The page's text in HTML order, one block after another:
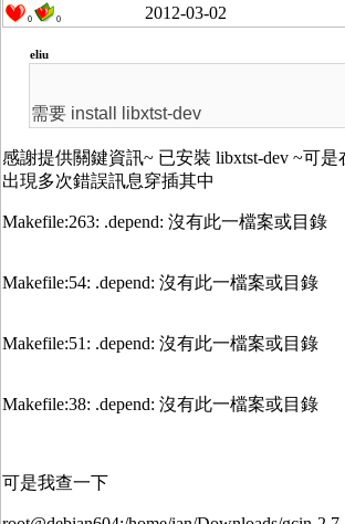
0 0 2012-03-02
eliu
需要 install libxtst-dev
感謝提供關鍵資訊~ 已安裝 libxtst-dev ~可
出現多次錯誤訊息穿插其中
Makefile:263: .depend: 沒有此一檔案或目錄
Makefile:54: .depend: 沒有此一檔案或目錄
Makefile:51: .depend: 沒有此一檔案或目錄
Makefile:38: .depend: 沒有此一檔案或目錄
可是我查一下